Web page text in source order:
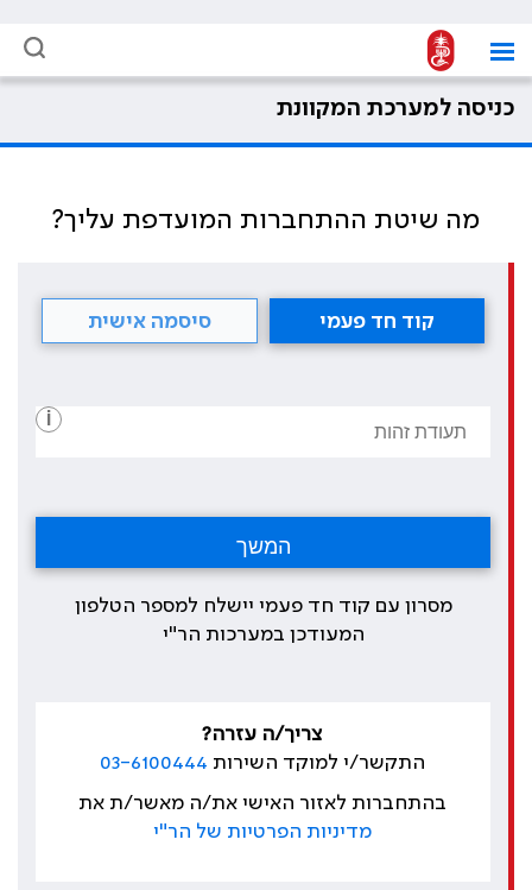
כניסה למערכת המקוונת
מה שיטת ההתחברות המועדפת עליך?
קוד חד פעמי סיסמה אישית
i
מסרון עם קוד חד פעמי יישלח למספר הטלפון
המעודכן במערכות הר"י
צריך/ה עזרה?
התקשר/י למוקד השירות 03-6100444
בהתחברות לאזור האישי את/ה מאשר/ת את
מדיניות הפרטיות של הר"י